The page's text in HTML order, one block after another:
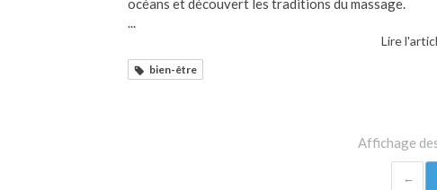
océans et découvert les traditions du massage.
...
Lire
bien-être
Affichage